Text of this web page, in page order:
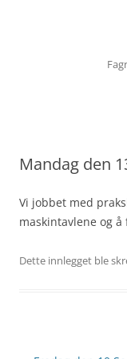
Mandag den
Vi jobbet med
maskintavlene og
Dette innlegget ble